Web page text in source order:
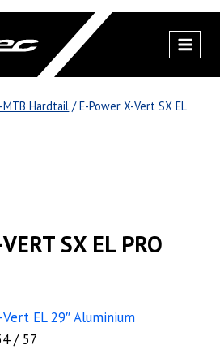
MTB Hardtail / E-Power X-Vert SX EL
SX EL PRO
Vert EL 29″ Aluminium
/ 57